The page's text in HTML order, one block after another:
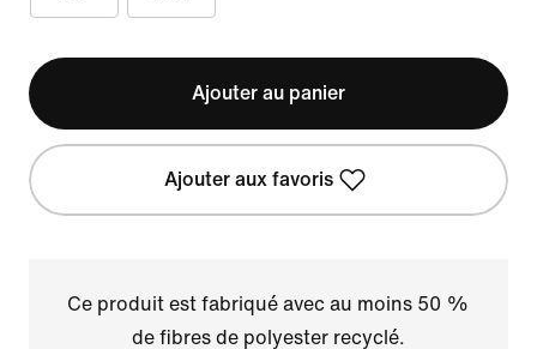
Ajouter au panier
Ajouter aux favoris
Ce produit est fabriqué avec au moins 50 %
de fibres de polyester recyclé.